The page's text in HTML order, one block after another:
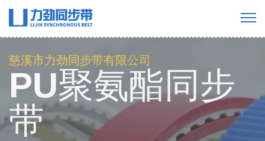
慈溪市力劲同步带有限公司
PU聚氨酯同步
带